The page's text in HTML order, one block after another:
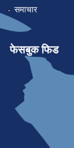
समाचार
फेसबुक फिड